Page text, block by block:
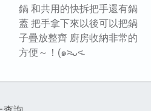
鍋 和共用的快拆把手還有鍋
蓋 把手拿下來以後可以把鍋
子疊放整齊 廚房收納非常的
方便～！(๑˃̵ᴗ˂̵